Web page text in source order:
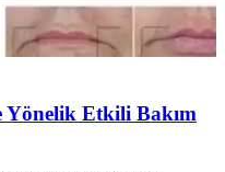
Yönelik Etkili Bakım